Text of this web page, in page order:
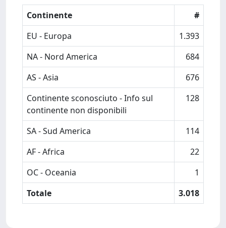
Continente
#
EU - Europa
1.393
NA - Nord America
684
AS - Asia
676
Continente sconosciuto - Info sul
continente non disponibili
128
SA - Sud America
114
AF - Africa
22
OC - Oceania
1
Totale
3.018